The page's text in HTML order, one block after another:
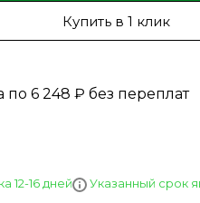
Купить в 1 клик
по6 248₽без переплат
12-16 дней Указанный срок